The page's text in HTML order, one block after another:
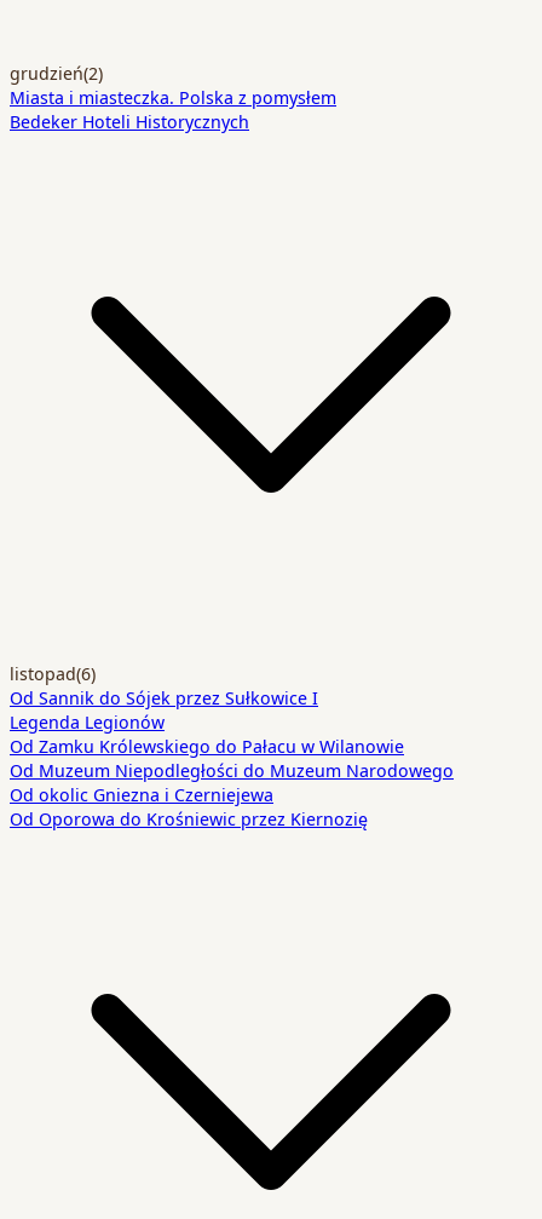
grudzień(2)
Miasta i miasteczka. Polska z pomysłem
Bedeker Hoteli Historycznych
listopad(6)
Od Sannik do Sójek przez Sułkowice I
Legenda Legionów
Od Zamku Królewskiego do Pałacu w Wilanowie
Od Muzeum Niepodległości do Muzeum Narodowego
Od okolic Gniezna i Czerniejewa
Od Oporowa do Krośniewic przez Kiernozię